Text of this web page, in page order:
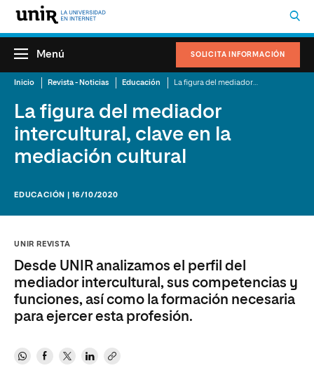
SOLICITA INFORMACIÓN
Menú
Inicio Revista - Noticias Educación
La figura del mediador
intercultural, clave en la
mediación cultural
EDUCACIÓN | 16/10/2020
UNIR REVISTA
Desde UNIR analizamos el perfil del
mediador intercultural, sus competencias y
funciones, así como la formación necesaria
para ejercer esta profesión.